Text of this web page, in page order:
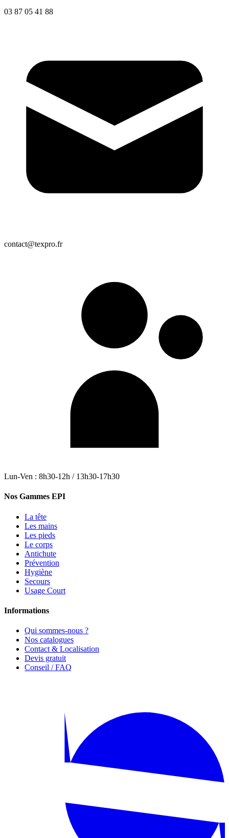
03 87 05 41 88
contact@texpro.fr
Lun-Ven : 8h30-12h / 13h30-17h30
Nos Gammes EPI
La tête
Les mains
Les pieds
Le corps
Antichute
Prévention
Hygiène
Secours
Usage Court
Informations
Qui sommes-nous ?
Nos catalogues
Contact & Localisation
Devis gratuit
Conseil / FAQ